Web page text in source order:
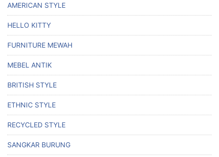
AMERICAN STYLE
HELLO KITTY
FURNITURE MEWAH
MEBEL ANTIK
BRITISH STYLE
ETHNIC STYLE
RECYCLED STYLE
SANGKAR BURUNG